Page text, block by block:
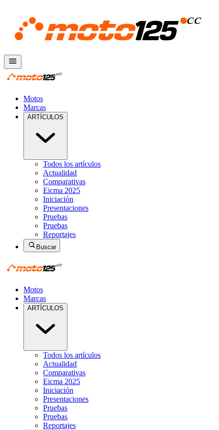
Motos
Marcas
ARTÍCULOS
Todos los artículos
Actualidad
Comparativas
Eicma 2025
Iniciación
Presentaciones
Pruebas
Pruebas
Reportajes
Buscar
Motos
Marcas
ARTÍCULOS
Todos los artículos
Actualidad
Comparativas
Eicma 2025
Iniciación
Presentaciones
Pruebas
Pruebas
Reportajes